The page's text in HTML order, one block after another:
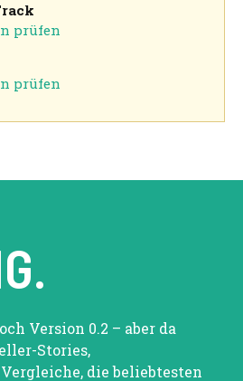
prüfen
prüfen
Version 0.2 – aber da
Stories,
die beliebtesten